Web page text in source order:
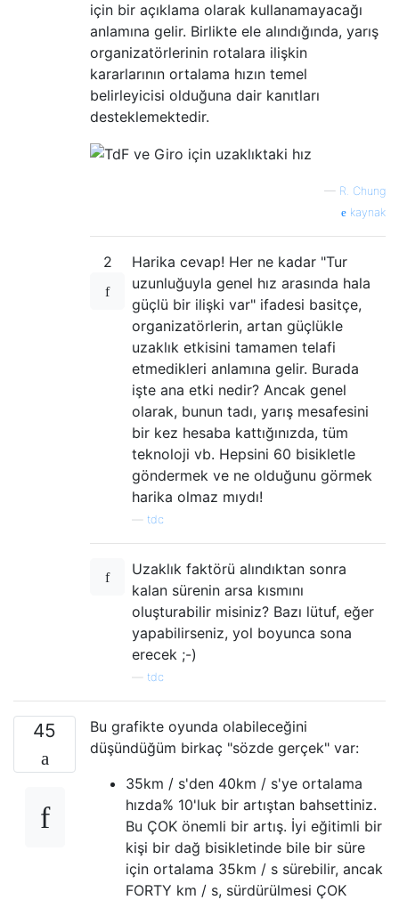
için bir açıklama olarak kullanamayacağı
anlamına gelir. Birlikte ele alındığında, yarış
organizatörlerinin rotalara ilişkin
kararlarının ortalama hızın temel
belirleyicisi olduğuna dair kanıtları
desteklemektedir.
— R. Chung
kaynak
2
Harika cevap! Her ne kadar "Tur
uzunluğuyla genel hız arasında hala
güçlü bir ilişki var" ifadesi basitçe,
organizatörlerin, artan güçlükle
uzaklık etkisini tamamen telafi
etmedikleri anlamına gelir. Burada
işte ana etki nedir? Ancak genel
olarak, bunun tadı, yarış mesafesini
bir kez hesaba kattığınızda, tüm
teknoloji vb. Hepsini 60 bisikletle
göndermek ve ne olduğunu görmek
harika olmaz mıydı!
tdc
Uzaklık faktörü alındıktan sonra
kalan sürenin arsa kısmını
oluşturabilir misiniz? Bazı lütuf, eğer
yapabilirseniz, yol boyunca sona
erecek ;-)
tdc
45
Bu grafikte oyunda olabileceğini
düşündüğüm birkaç "sözde gerçek" var:
35km / s'den 40km / s'ye ortalama
hızda% 10'luk bir artıştan bahsettiniz.
Bu ÇOK önemli bir artış. İyi eğitimli bir
kişi bir dağ bisikletinde bile bir süre
için ortalama 35km / s sürebilir, ancak
FORTY km / s, sürdürülmesi ÇOK